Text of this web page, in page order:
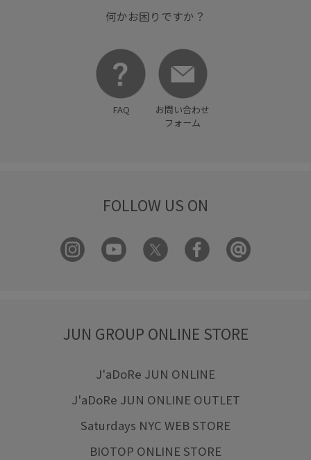
何かお困りですか？
FAQ
お問い合わせ
フォーム
FOLLOW US ON
JUN GROUP ONLINE STORE
J'aDoRe JUN ONLINE
J'aDoRe JUN ONLINE OUTLET
Saturdays NYC WEB STORE
BIOTOP ONLINE STORE